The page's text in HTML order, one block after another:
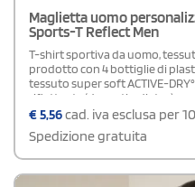
Maglietta uomo
Sports-T Reflect Men
T-shirt sportiva da uomo,
prodotto con 4 bottiglie di
tessuto super soft ACTIVE-
riflettente (davanti e dietro)
flatlock in contrasto cromatico,
cuciture laterali, etichetta della
etichetta di manutenzione a
lavabile a 40°C.Disponibile
€5,56cad. iva esclusa per
Spedizione gratuita